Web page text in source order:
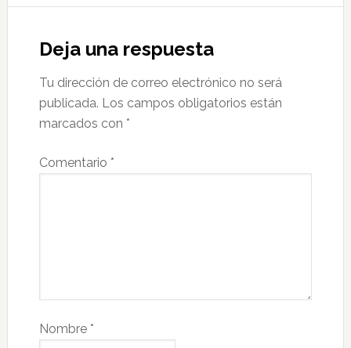
Deja una respuesta
Tu dirección de correo electrónico no será
publicada. Los campos obligatorios están
marcados con *
Comentario *
Nombre *